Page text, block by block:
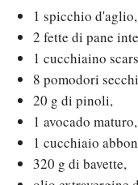
1 spicchio d'aglio,
2 fette di pane
1 cucchiaino
8 pomodori
20 g di pinoli,
1 avocado maturo,
1 cucchiaio
320 g di bavette,